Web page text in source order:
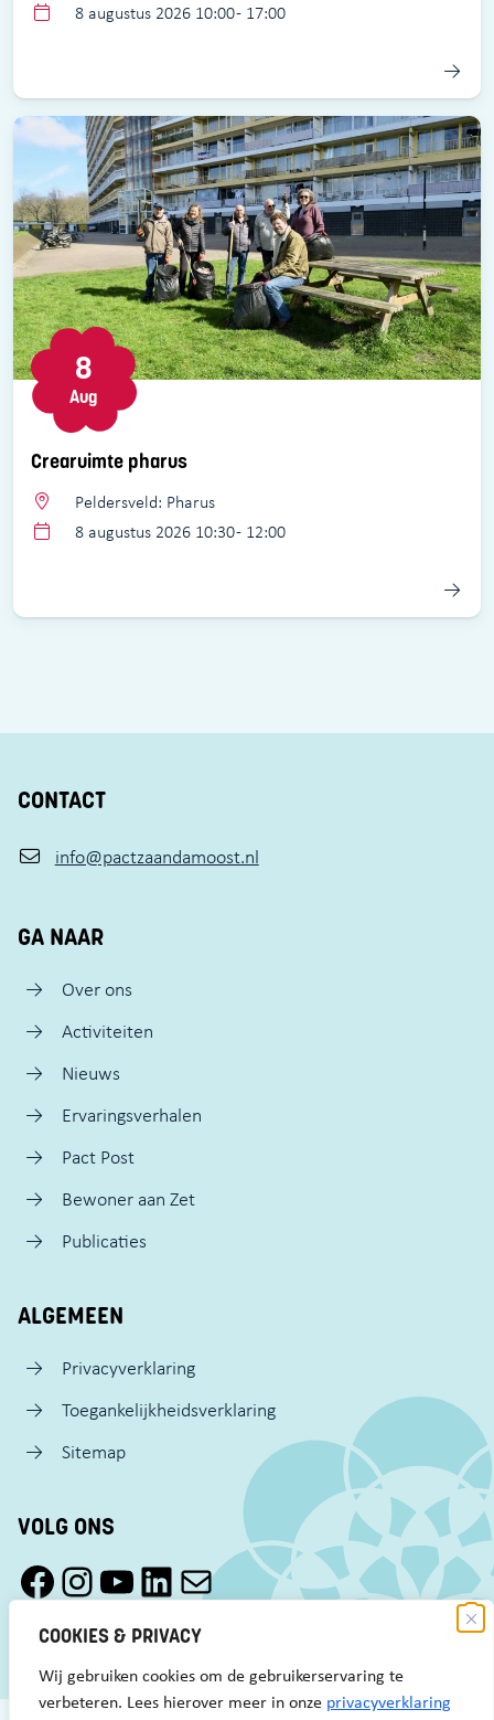
COOKIES & PRIVACY
Wij gebruiken cookies om de gebruikerservaring te
verbeteren. Lees hierover meer in onze privacyverklaring
8 augustus 2026 10:00 - 17:00
Crearuimte pharus
8
Aug
Peldersveld: Pharus
8 augustus 2026 10:30 - 12:00
CONTACT
info@pactzaandamoost.nl
GA NAAR
Over ons
Activiteiten
Nieuws
Ervaringsverhalen
Pact Post
Bewoner aan Zet
Publicaties
ALGEMEEN
Privacyverklaring
Toegankelijkheidsverklaring
Sitemap
VOLG ONS
Facebook Pact Zaandam OostInstagram Pact Zaandam OostYouTube Pact Zaandam OostLinkedIn
Mail